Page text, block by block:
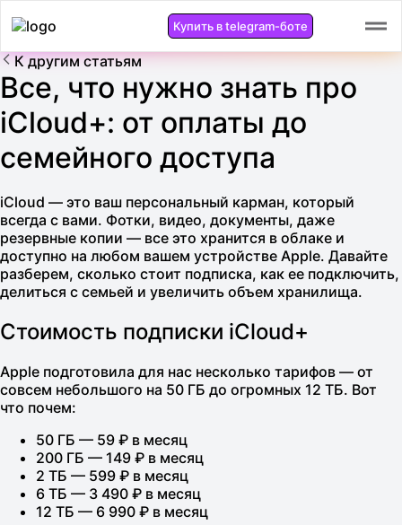
Купить в telegram-боте
К другим статьям
Все, что нужно знать про
iCloud+: от оплаты до
семейного доступа
iCloud — это ваш персональный карман, который
всегда с вами. Фотки, видео, документы, даже
резервные копии — все это хранится в облаке и
доступно на любом вашем устройстве Apple. Давайте
разберем, сколько стоит подписка, как ее подключить,
делиться с семьей и увеличить объем хранилища.
Стоимость подписки iCloud+
Apple подготовила для нас несколько тарифов — от
совсем небольшого на 50 ГБ до огромных 12 ТБ. Вот
что почем:
50 ГБ — 59 ₽ в месяц
200 ГБ — 149 ₽ в месяц
2 ТБ — 599 ₽ в месяц
6 ТБ — 3 490 ₽ в месяц
12 ТБ — 6 990 ₽ в месяц